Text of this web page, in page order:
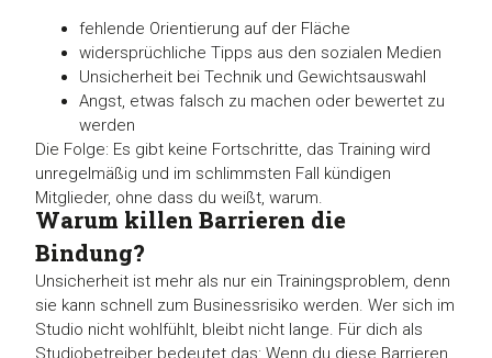
fehlende Orientierung auf der Fläche
widersprüchliche Tipps aus den sozialen Medien
Unsicherheit bei Technik und Gewichtsauswahl
Angst, etwas falsch zu machen oder bewertet zu
werden
Die Folge: Es gibt keine Fortschritte, das Training wird
unregelmäßig und im schlimmsten Fall kündigen
Mitglieder, ohne dass du weißt, warum.
Warum killen Barrieren die
Bindung?
Unsicherheit ist mehr als nur ein Trainingsproblem, denn
sie kann schnell zum Businessrisiko werden. Wer sich im
Studio nicht wohlfühlt, bleibt nicht lange. Für dich als
Studiobetreiber bedeutet das: Wenn du diese Barrieren